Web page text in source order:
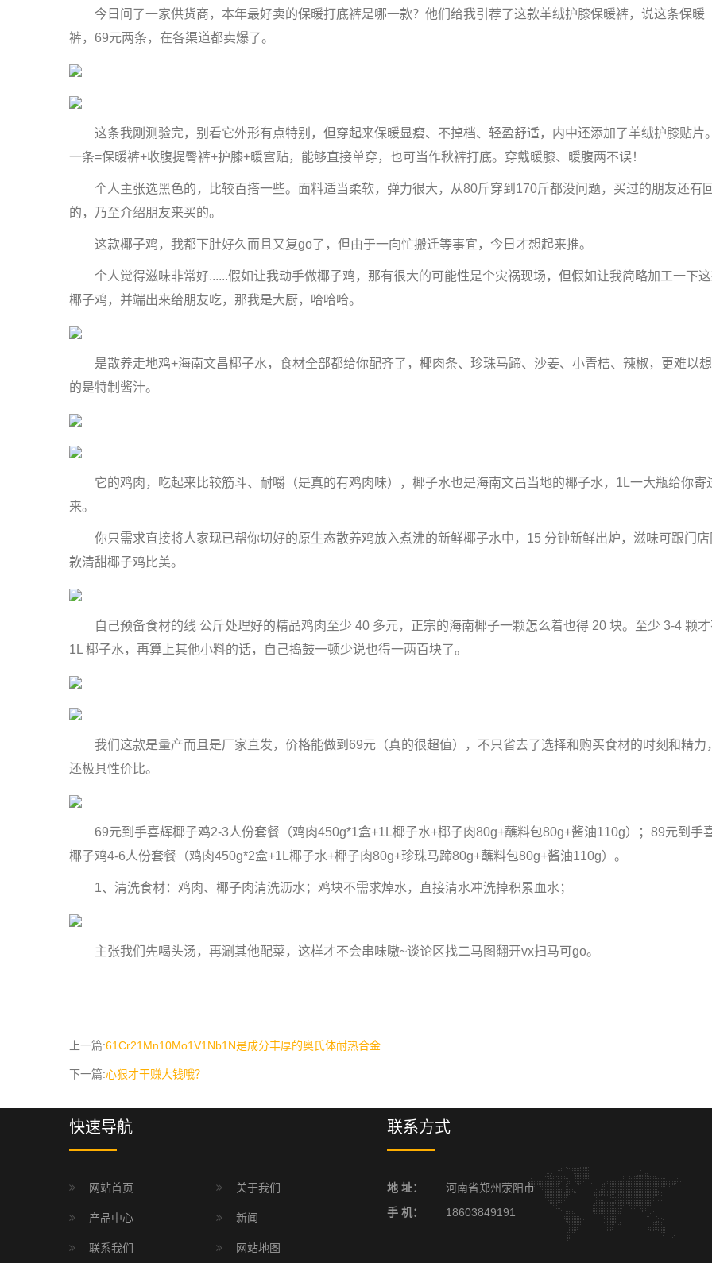
今日问了一家供货商，本年最好卖的保暖打底裤是哪一款？他们给我引荐了这款羊绒护膝保暖裤，说这条保暖
裤，69元两条，在各渠道都卖爆了。
这条我刚测验完，别看它外形有点特别，但穿起来保暖显瘦、不掉档、轻盈舒适，内中还添加了羊绒护膝贴片。
一条=保暖裤+收腹提臀裤+护膝+暖宫贴，能够直接单穿，也可当作秋裤打底。穿戴暖膝、暖腹两不误！
个人主张选黑色的，比较百搭一些。面料适当柔软，弹力很大，从80斤穿到170斤都没问题，买过的朋友还有
的，乃至介绍朋友来买的。
这款椰子鸡，我都下肚好久而且又复go了，但由于一向忙搬迁等事宜，今日才想起来推。
个人觉得滋味非常好......假如让我动手做椰子鸡，那有很大的可能性是个灾祸现场，但假如让我简略加工一下
椰子鸡，并端出来给朋友吃，那我是大厨，哈哈哈。
是散养走地鸡+海南文昌椰子水，食材全部都给你配齐了，椰肉条、珍珠马蹄、沙姜、小青桔、辣椒，更难以
的是特制酱汁。
它的鸡肉，吃起来比较筋斗、耐嚼（是真的有鸡肉味），椰子水也是海南文昌当地的椰子水，1L一大瓶给你寄
来。
你只需求直接将人家现已帮你切好的原生态散养鸡放入煮沸的新鲜椰子水中，15 分钟新鲜出炉，滋味可跟门店
款清甜椰子鸡比美。
自己预备食材的线 公斤处理好的精品鸡肉至少 40 多元，正宗的海南椰子一颗怎么着也得 20 块。至少 3-4 颗才
1L 椰子水，再算上其他小料的话，自己捣鼓一顿少说也得一两百块了。
我们这款是量产而且是厂家直发，价格能做到69元（真的很超值），不只省去了选择和购买食材的时刻和精力，
还极具性价比。
69元到手喜辉椰子鸡2-3人份套餐（鸡肉450g*1盒+1L椰子水+椰子肉80g+蘸料包80g+酱油110g）；89元到手
椰子鸡4-6人份套餐（鸡肉450g*2盒+1L椰子水+椰子肉80g+珍珠马蹄80g+蘸料包80g+酱油110g）。
1、清洗食材：鸡肉、椰子肉清洗沥水；鸡块不需求焯水，直接清水冲洗掉积累血水；
主张我们先喝头汤，再涮其他配菜，这样才不会串味嗷~谈论区找二马图翻开vx扫马可go。
上一篇:61Cr21Mn10Mo1V1Nb1N是成分丰厚的奥氏体耐热合金
下一篇:心狠才干赚大钱哦？
快速导航
网站首页 关于我们
产品中心 新闻
联系我们 网站地图
联系方式
地 址：
河南省郑州荥阳市
手 机：
18603849191